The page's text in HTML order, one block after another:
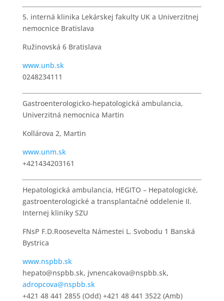
5. interná klinika Lekárskej fakulty UK a Univerzitnej
nemocnice Bratislava
Ružinovská 6 Bratislava
www.unb.sk
0248234111
Gastroenterologicko-hepatologická ambulancia,
Univerzitná nemocnica Martin
Kollárova 2, Martin
www.unm.sk
+421434203161
Hepatologická ambulancia, HEGITO – Hepatologické,
gastroenterologické a transplantačné oddelenie II.
Internej kliniky SZU
FNsP F.D.Roosevelta Námestei L. Svobodu 1 Banská
Bystrica
www.nspbb.sk
hepato@nspbb.sk, jvnencakova@nspbb.sk,
adropcova@nspbb.sk
+421 48 441 2855 (Odd) +421 48 441 3522 (Amb)